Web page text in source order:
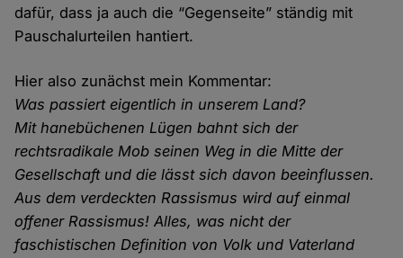
dafür, dass ja auch die “Gegenseite” ständig mit
Pauschalurteilen hantiert.
Hier also zunächst mein Kommentar:
Was passiert eigentlich in unserem Land?
Mit hanebüchenen Lügen bahnt sich der
rechtsradikale Mob seinen Weg in die Mitte der
Gesellschaft und die lässt sich davon beeinflussen.
Aus dem verdeckten Rassismus wird auf einmal
offener Rassismus! Alles, was nicht der
faschistischen Definition von Volk und Vaterland